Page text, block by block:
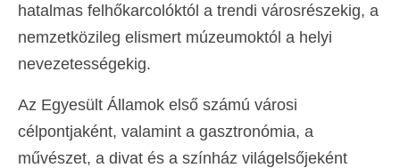
hatalmas felhőkarcolóktól a trendi városrészekig, a
nemzetközileg elismert múzeumoktól a helyi
nevezetességekig.
Az Egyesült Államok első számú városi
célpontjaként, valamint a gasztronómia, a
művészet, a divat és a színház világelsőjeként